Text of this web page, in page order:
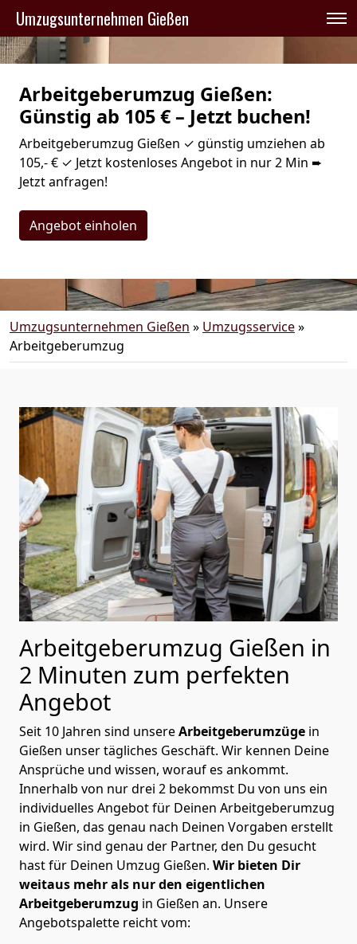
Umzugsunternehmen Gießen
Arbeitgeberumzug Gießen:
Günstig ab 105 € – Jetzt buchen!
Arbeitgeberumzug Gießen ✓ günstig umziehen ab
105,- € ✓ Jetzt kostenloses Angebot in nur 2 Min ➨
Jetzt anfragen!
Angebot einholen
Umzugsunternehmen Gießen » Umzugsservice»
Arbeitgeberumzug
Arbeitgeberumzug Gießen in
2 Minuten zum perfekten
Angebot
Seit 10 Jahren sind unsereArbeitgeberumzüge in
Gießen unser tägliches Geschäft. Wir kennen Deine
Ansprüche und wissen, worauf es ankommt.
Innerhalb von nur drei 2 bekommst Du von uns ein
individuelles Angebot für Deinen Arbeitgeberumzug
in Gießen, das genau nach Deinen Vorgaben erstellt
wird. Wir sind genau der Partner, den Du gesucht
hast für Deinen Umzug Gießen. Wir bieten Dir
weitaus mehr als nur den eigentlichen
Arbeitgeberumzug in Gießen an. Unsere
Angebotspalette reicht vom: